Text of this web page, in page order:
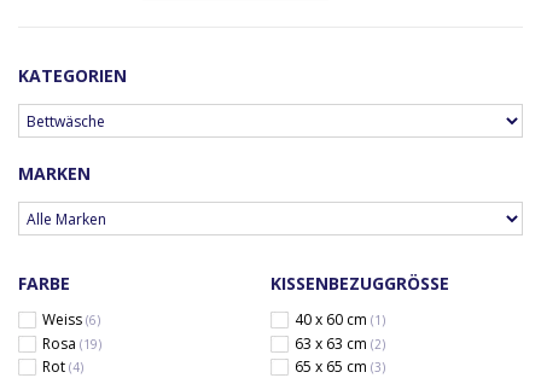
KATEGORIEN
MARKEN
FARBE
Weiss (6)
Rosa (19)
Rot (4)
KISSENBEZUGGRÖSSE
40 x 60 cm (1)
63 x 63 cm (2)
65 x 65 cm (3)